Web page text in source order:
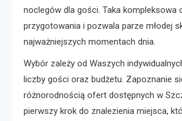
noclegów dla gości. Taka kompleksowa
przygotowania i pozwala parze młodej
najważniejszych momentach dnia.
Wybór zależy od Waszych
liczby gości oraz budżetu. Zapoznanie
różnorodnością ofert dostępnych w
pierwszy krok do znalezienia miejsca,